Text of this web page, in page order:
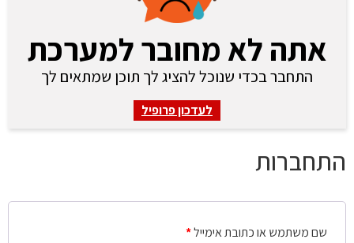
אתה לא מחובר למערכת
התחבר בכדי שנוכל להציג לך תוכן שמתאים לך
לעדכון פרופיל
התחברות
שם משתמש או כתובת אימייל*